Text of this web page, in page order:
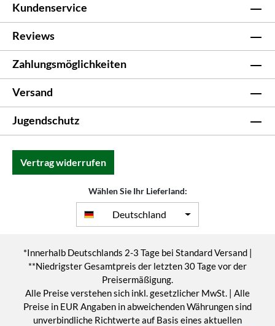
Kundenservice
Reviews
Zahlungsmöglichkeiten
Versand
Jugendschutz
Vertrag widerrufen
Wählen Sie Ihr Lieferland:
Deutschland
*Innerhalb Deutschlands 2-3 Tage bei Standard Versand |
**Niedrigster Gesamtpreis der letzten 30 Tage vor der
Preisermäßigung.
Alle Preise verstehen sich inkl. gesetzlicher MwSt. | Alle
Preise in EUR Angaben in abweichenden Währungen sind
unverbindliche Richtwerte auf Basis eines aktuellen